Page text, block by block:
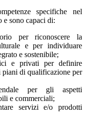
specifiche nel
e sono capaci di:
per riconoscere la
e per individuare
e sostenibile;
e privati per definire
di qualificazione per
per gli aspetti
e commerciali;
servizi e/o prodotti